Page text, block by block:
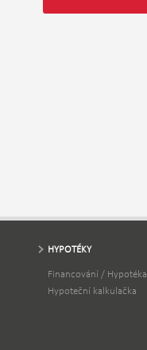
HYPOTÉKY
Financování / Hypotéka
Hypoteční kalkulačka